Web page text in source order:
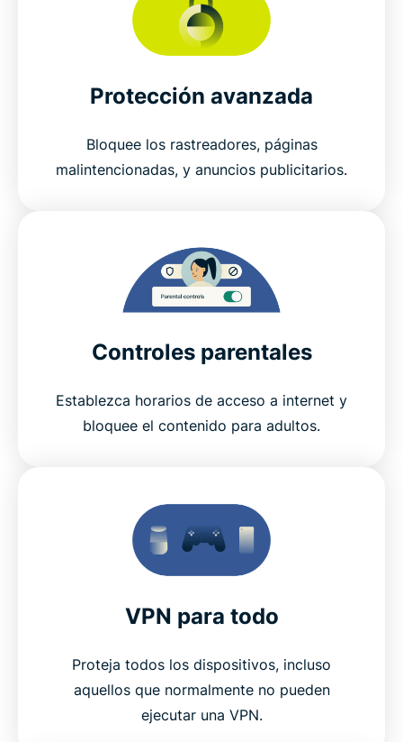
Protección avanzada
Bloquee los rastreadores, páginas
malintencionadas, y anuncios publicitarios.
Controles parentales
Establezca horarios de acceso a internet y
bloquee el contenido para adultos.
VPN para todo
Proteja todos los dispositivos, incluso
aquellos que normalmente no pueden
ejecutar una VPN.